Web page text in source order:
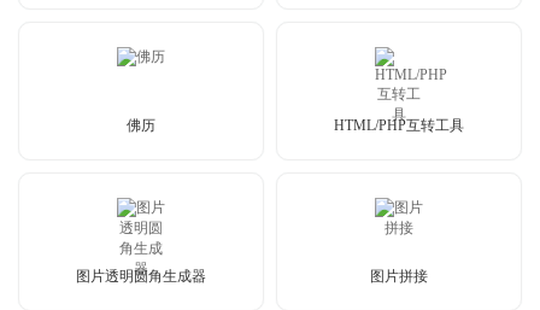
佛历 HTML/PHP互转工具
图片透明圆角生成器 图片拼接